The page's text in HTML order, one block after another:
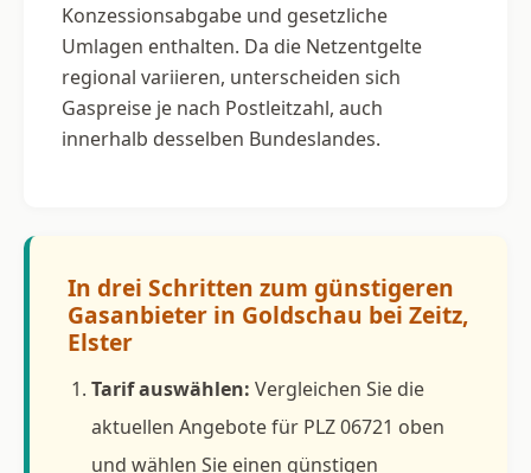
Konzessionsabgabe und gesetzliche
Umlagen enthalten. Da die Netzentgelte
regional variieren, unterscheiden sich
Gaspreise je nach Postleitzahl, auch
innerhalb desselben Bundeslandes.
In drei Schritten zum günstigeren
Gasanbieter in Goldschau bei Zeitz,
Elster
Tarif auswählen: Vergleichen Sie die
aktuellen Angebote für PLZ 06721 oben
und wählen Sie einen günstigen